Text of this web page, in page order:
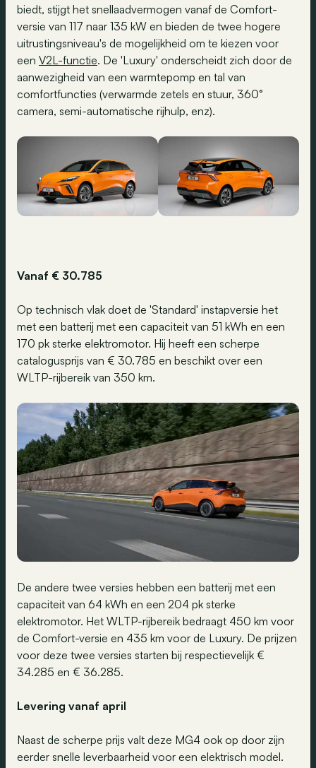
biedt, stijgt het snellaadvermogen vanaf de Comfort-
versie van 117 naar 135 kW en bieden de twee hogere
uitrustingsniveau's de mogelijkheid om te kiezen voor
een V2L-functie. De 'Luxury' onderscheidt zich door de
aanwezigheid van een warmtepomp en tal van
comfortfuncties (verwarmde zetels en stuur, 360°
camera, semi-automatische rijhulp, enz).
Vanaf € 30.785
Op technisch vlak doet de 'Standard' instapversie het
met een batterij met een capaciteit van 51 kWh en een
170 pk sterke elektromotor. Hij heeft een scherpe
catalogusprijs van € 30.785 en beschikt over een
WLTP-rijbereik van 350 km.
De andere twee versies hebben een batterij met een
capaciteit van 64 kWh en een 204 pk sterke
elektromotor. Het WLTP-rijbereik bedraagt 450 km voor
de Comfort-versie en 435 km voor de Luxury. De prijzen
voor deze twee versies starten bij respectievelijk €
34.285 en € 36.285.
Levering vanaf april
Naast de scherpe prijs valt deze MG4 ook op door zijn
eerder snelle leverbaarheid voor een elektrisch model.